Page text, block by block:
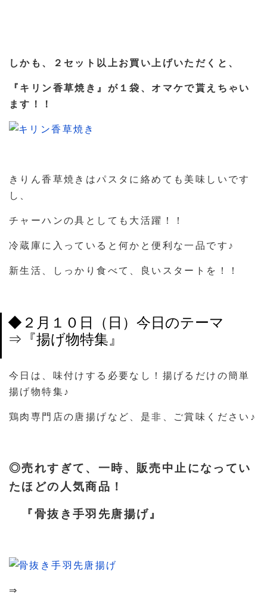
しかも、２セット以上お買い上げいただくと、
『キリン香草焼き』が１袋、オマケで貰えちゃい
ます！！
きりん香草焼きはパスタに絡めても美味しいです
し、
チャーハンの具としても大活躍！！
冷蔵庫に入っていると何かと便利な一品です♪
新生活、しっかり食べて、良いスタートを！！
◆２月１０日（日）今日のテーマ
⇒『揚げ物特集』
今日は、味付けする必要なし！揚げるだけの簡単
揚げ物特集♪
鶏肉専門店の唐揚げなど、是非、ご賞味ください♪
◎売れすぎて、一時、販売中止になってい
たほどの人気商品！
『骨抜き手羽先唐揚げ』
⇒